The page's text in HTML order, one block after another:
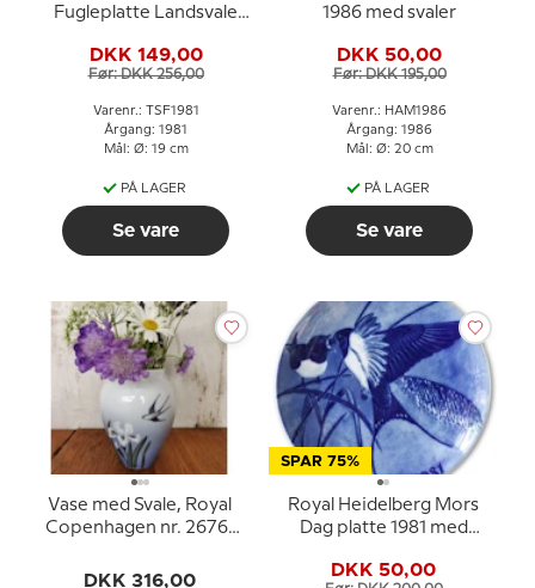
Fugleplatte Landsvale
DKK 149,00
Før: DKK 256,00
Varenr.: TSF1981
Årgang: 1981
Mål: Ø: 19 cm
PÅ LAGER
Se vare
1986 med svaler
DKK 50,00
Før: DKK 195,00
Varenr.: HAM1986
Årgang: 1986
Mål: Ø: 20 cm
PÅ LAGER
Se vare
Vase med Svale, Royal
Copenhagen nr. 2676-
DKK 316,00
SPAR 75%
Royal Heidelberg Mors
Dag platte 1981 med
DKK 50,00